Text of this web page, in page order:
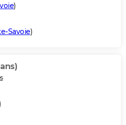
)
Savoie)